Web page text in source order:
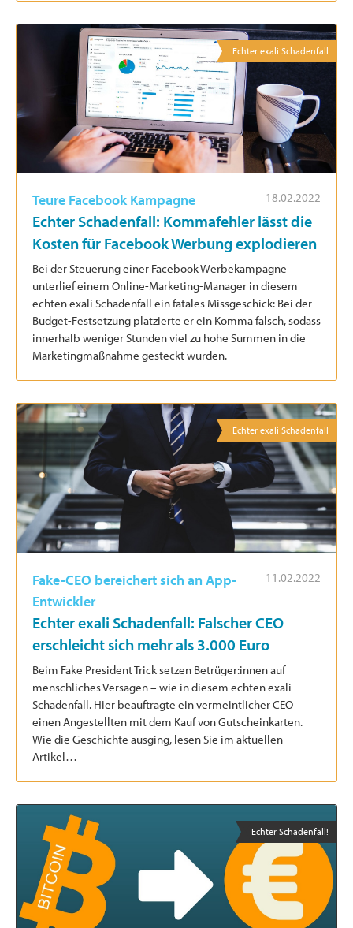
Echter exali Schadenfall
18.02.2022
Teure Facebook Kampagne
Echter Schadenfall: Kommafehler lässt die
Kosten für Facebook Werbung explodieren
Bei der Steuerung einer Facebook Werbekampagne
unterlief einem Online-Marketing-Manager in diesem
echten exali Schadenfall ein fatales Missgeschick: Bei der
Budget-Festsetzung platzierte er ein Komma falsch, sodass
innerhalb weniger Stunden viel zu hohe Summen in die
Marketingmaßnahme gesteckt wurden.
Echter exali Schadenfall
11.02.2022
Fake-CEO bereichert sich an App-
Entwickler
Echter exali Schadenfall: Falscher CEO
erschleicht sich mehr als 3.000 Euro
Beim Fake President Trick setzen Betrüger:innen auf
menschliches Versagen – wie in diesem echten exali
Schadenfall. Hier beauftragte ein vermeintlicher CEO
einen Angestellten mit dem Kauf von Gutscheinkarten.
Wie die Geschichte ausging, lesen Sie im aktuellen
Artikel…
Echter Schadenfall!